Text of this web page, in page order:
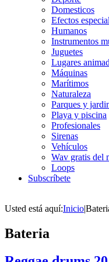
Domesticos
Efectos
Humanos
Instrumentos
Juguetes
Lugares
Máquinas
Marítimos
Naturaleza
Parques y
Playa y piscina
Profesionales
Sirenas
Vehículos
Wav gratis del
Loops
Subscríbete
Usted está aquí:Inicio|
Bateria